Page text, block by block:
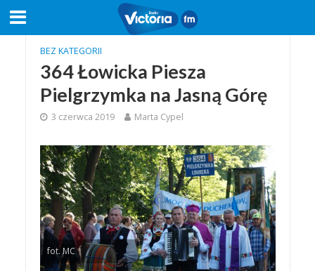
BEZ KATEGORII
364 Łowicka Piesza
Pielgrzymka na Jasną Górę
3 czerwca 2019 Marta Cypel
fot. MC